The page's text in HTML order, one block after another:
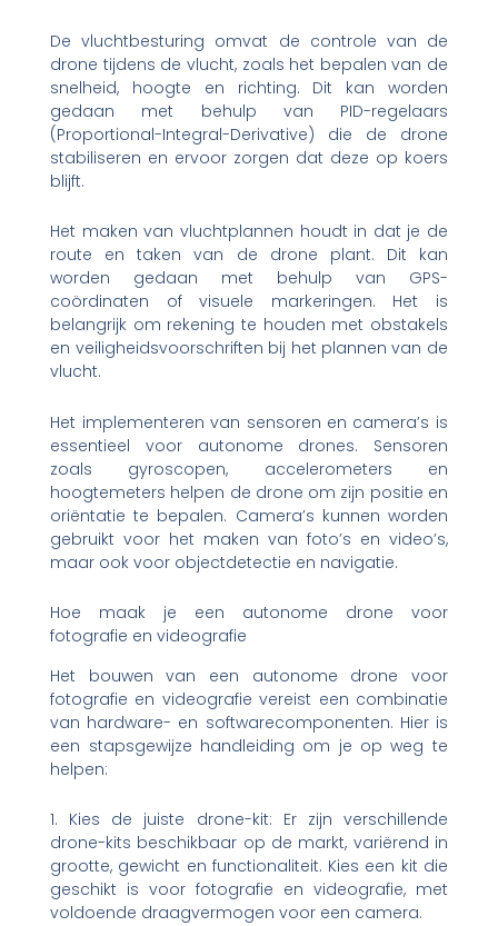
De vluchtbesturing omvat de controle van de
drone tijdens de vlucht, zoals het bepalen van de
snelheid, hoogte en richting. Dit kan worden
gedaan met behulp van PID-regelaars
(Proportional-Integral-Derivative) die de drone
stabiliseren en ervoor zorgen dat deze op koers
blijft.
Het maken van vluchtplannen houdt in dat je de
route en taken van de drone plant. Dit kan
worden gedaan met behulp van GPS-
coördinaten of visuele markeringen. Het is
belangrijk om rekening te houden met obstakels
en veiligheidsvoorschriften bij het plannen van de
vlucht.
Het implementeren van sensoren en camera’s is
essentieel voor autonome drones. Sensoren
zoals gyroscopen, accelerometers en
hoogtemeters helpen de drone om zijn positie en
oriëntatie te bepalen. Camera’s kunnen worden
gebruikt voor het maken van foto’s en video’s,
maar ook voor objectdetectie en navigatie.
Hoe maak je een autonome drone voor
fotografie en videografie
Het bouwen van een autonome drone voor
fotografie en videografie vereist een combinatie
van hardware- en softwarecomponenten. Hier is
een stapsgewijze handleiding om je op weg te
helpen:
1. Kies de juiste drone-kit: Er zijn verschillende
drone-kits beschikbaar op de markt, variërend in
grootte, gewicht en functionaliteit. Kies een kit die
geschikt is voor fotografie en videografie, met
voldoende draagvermogen voor een camera.